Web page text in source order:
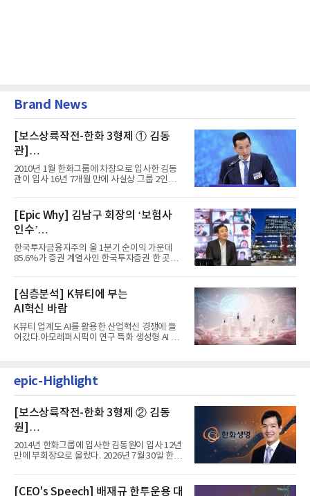
Brand News
[보스상륙작전-한화 3형제 ① 김동
관]
입사 16년 만에 수석부회장 … 경영승
계 ‘초읽기’
2010년 1월 한화그룹에 차장으로 입사한 김동
관이 입사 16년 7개월 만에 사실상 그룹 2인자
[Epic Why] 김남구 회장의 ‘보험사
인수’
발걸음이 신중해진 배경은?
한국투자금융지주의 올 1분기 순이익 가운데
85.6%가 증권 계열사인 한국투자증권 한 곳에
[심층분석] K뷰티에 부는
AI혁신 바람
K뷰티 업계도 AI를 활용한 산업혁신 경쟁에 들
어갔다.아모레퍼시픽이 연구 특화 생성형 AI 플
epic-Highlight
[보스상륙작전-한화 3형제 ② 김동
원]
입사 12년 만에 금융계열 수장 등극
2014년 한화그룹에 입사한 김동원이 입사 12년
만에 부회장으로 올랐다. 2026년 7월 30일 한화
[CEO's Speech] 배재규 한투운용 대